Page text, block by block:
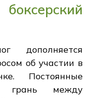
дополняется
об участии в
Постоянные
грань между